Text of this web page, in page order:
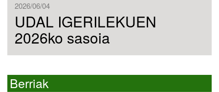
2026/06/04
UDAL IGERILEKUEN
2026ko sasoia
Berriak